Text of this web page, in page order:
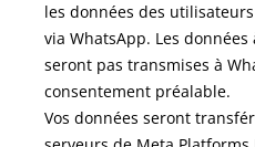
les données des
via WhatsApp. Les
seront pas transmises à
consentement préalable.
Vos données seront